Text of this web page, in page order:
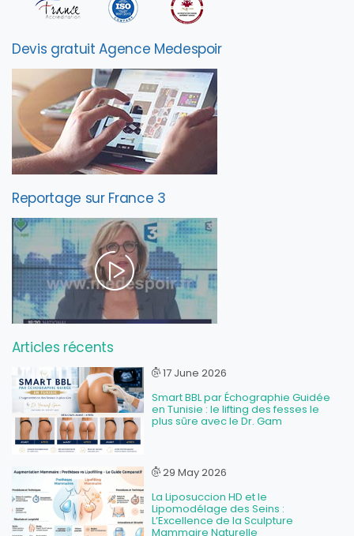
Devis gratuit Agence Medespoir
Reportage sur France 3
Articles récents
17 June 2026
Smart BBL par Échographie Guidée
en Tunisie : le lifting des fesses le
plus sûre avec le Dr. Gam
29 May 2026
La Liposuccion HD et le
Lipomodélage des Seins :
L’Excellence de la Sculpture
Mammaire Naturelle